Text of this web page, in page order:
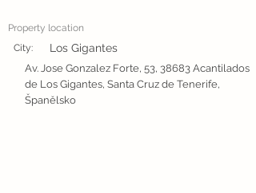
Property location
City:
Los Gigantes
Av. Jose Gonzalez Forte, 53, 38683 Acantilados
de Los Gigantes, Santa Cruz de Tenerife,
Španělsko